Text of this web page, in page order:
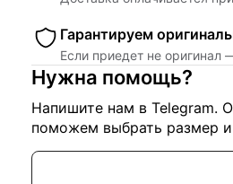
Гарантируем
Если приедет не оригинал
Нужна помощь?
Напишите нам в Telegram.
поможем выбрать размер